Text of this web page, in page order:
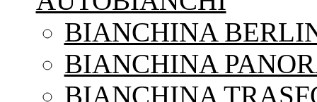
BIANCHINA
BIANCHINA
BIANCHINA